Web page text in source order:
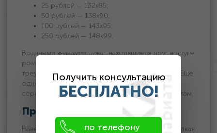
25 рублей — 132х85;
50 рублей — 138х90;
100 рублей — 143х95;
250 рублей — 148х99.
Водяными знаками служат находящиеся друг в друге
ромбы, образованные светлыми и темными
треугольниками, в некоторых случаях — звезды. Еще
одной особенностью купюр являются разные
серии, соответствующие тем или иным номиналам.
Продажа первых денег СССР
Наверное, сложно поверить в то, что столь хрупкая
Получить консультацию
БЕСПЛАТНО!
по телефону